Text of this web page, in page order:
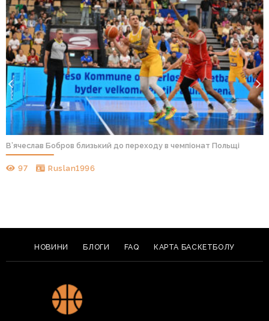
В’ячеслав Бобров близький до переходу в чемпіонат Польщі
97 Ruslan1996
НОВИНИ БЛОГИ FAQ КАРТА БАСКЕТБОЛУ